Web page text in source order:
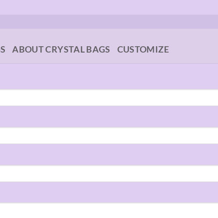
ABOUT CRYSTAL BAGS CUSTOMIZE